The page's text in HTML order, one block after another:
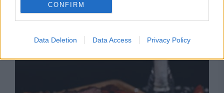
CONFIRM
Data Deletion Data Access Privacy Policy
Recomandările noastre